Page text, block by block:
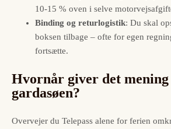
10-15 % oven i selve
Binding og retur­logistik: Du skal
boksen tilbage – ofte for egen
fortsætte.
Hvornår giver det mening
gardasøen?
Overvejer du Telepass alene for ferien